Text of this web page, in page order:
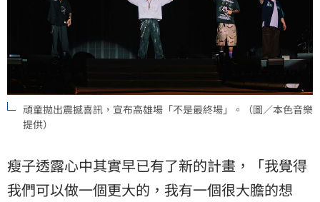
頑童拋出震撼喜訊，宣布高雄場「不是最終場」。（圖／本色音樂
提供）
瘦子透露心中其實早已有了新的計畫，「我覺得
我們可以做一個更大的，我有一個很大膽的想